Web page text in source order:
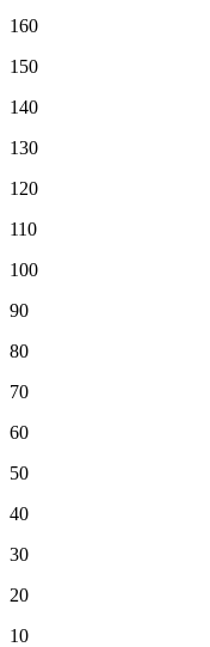
160
150
140
130
120
110
100
90
80
70
60
50
40
30
20
10